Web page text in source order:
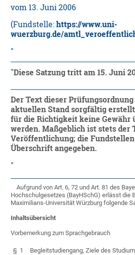
vom 13. Juni 2006
(Fundstelle:https://www.uni-
wuerzburg.de/
Diese Satzung tritt am 15. Juni
Der Text dieser
aktuellen Stand sorgfältig
für die Richtigkeit keine Gewähr
werden. Maßgeblich ist stets der
Veröffentlichung; die
Überschrift angegeben.
Aufgrund von Art. 6, 72 und Art. 81 des
Hochschulgesetzes (BayHSchG) erlässt die
Maximilians-Universität Würzburg folgende
Inhaltsübersicht
Vorbemerkung zum Sprachgebrauch
§ 1
Begleitstudiengang, Ziele des